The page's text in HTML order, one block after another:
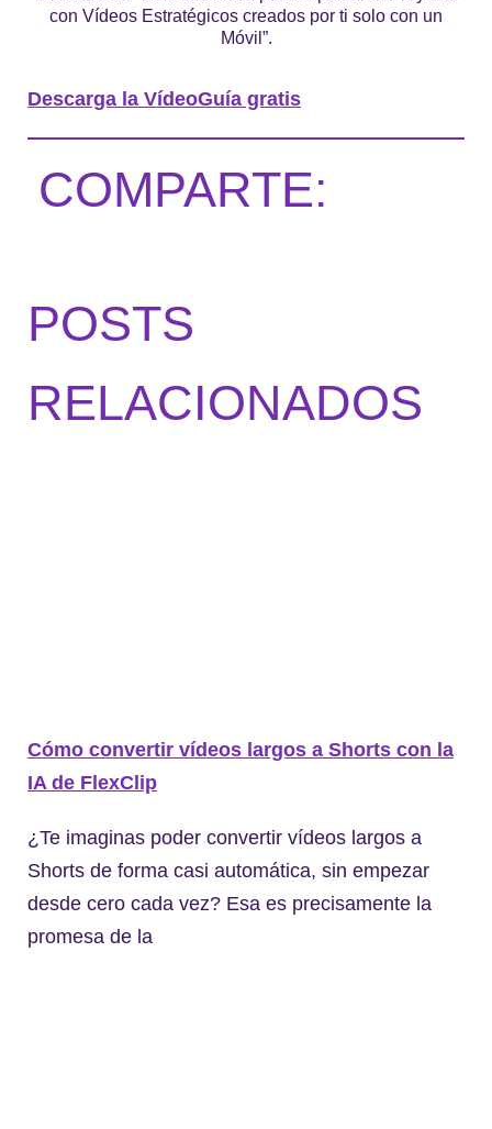
con Vídeos Estratégicos creados por ti solo con un
Móvil”.
Descarga la VídeoGuía gratis
COMPARTE:
POSTS
RELACIONADOS
Cómo convertir vídeos largos a Shorts con la
IA de FlexClip
¿Te imaginas poder convertir vídeos largos a
Shorts de forma casi automática, sin empezar
desde cero cada vez? Esa es precisamente la
promesa de la